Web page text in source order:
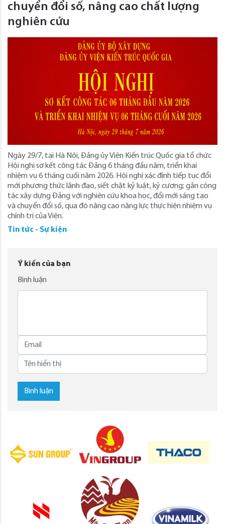
chuyển đổi số, nâng cao chất lượng
nghiên cứu
Ngày 29/7, tại Hà Nội, Đảng ủy Viện Kiến trúc Quốc gia tổ chức
Hội nghị sơ kết công tác Đảng 6 tháng đầu năm, triển khai
nhiệm vụ 6 tháng cuối năm 2026. Hội nghị xác định tiếp tục đổi
mới phương thức lãnh đạo, siết chặt kỷ luật, kỷ cương; gắn công
tác xây dựng Đảng với nghiên cứu khoa học, đổi mới sáng tạo
và chuyển đổi số, qua đó nâng cao năng lực thực hiện nhiệm vụ
chính trị của Viện.
Tin tức - Sự kiện
Ý kiến của bạn
Bình luận
Bình luận